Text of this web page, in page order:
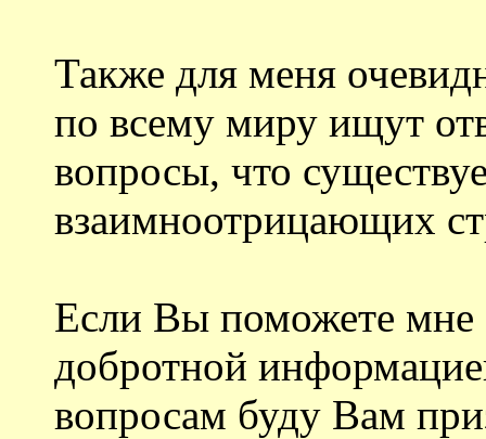
Также для меня
по всему миру ищут
вопросы, что
взаимноотрицающих
Если Вы поможете мне
добротной
вопросам буду Вам